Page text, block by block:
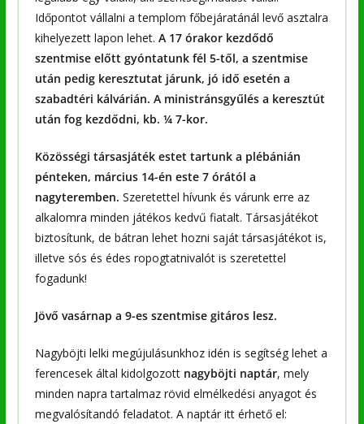
Időpontot vállalni a templom főbejáratánál levő asztalra
kihelyezett lapon lehet. A 17 órakor kezdődő
szentmise előtt gyóntatunk fél 5-től, a szentmise
után pedig keresztutat járunk, jó idő esetén a
szabadtéri kálvárián. A ministránsgyűlés a keresztút
után fog kezdődni, kb. ¼ 7-kor.
Közösségi társasjáték estet tartunk a plébánián
pénteken, március 14-én este 7 órától a
nagyteremben. Szeretettel hívunk és várunk erre az
alkalomra minden játékos kedvű fiatalt. Társasjátékot
biztosítunk, de bátran lehet hozni saját társasjátékot is,
illetve sós és édes ropogtatnivalót is szeretettel
fogadunk!
Jövő vasárnap a 9-es szentmise gitáros lesz.
Nagyböjti lelki megújulásunkhoz idén is segítség lehet a
ferencesek által kidolgozott nagyböjti naptár, mely
minden napra tartalmaz rövid elmélkedési anyagot és
megvalósítandó feladatot. A naptár itt érhető el: